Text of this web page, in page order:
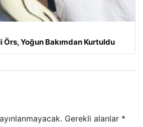
Yoğun Bakımdan Kurtuldu
Gerekli alanlar *